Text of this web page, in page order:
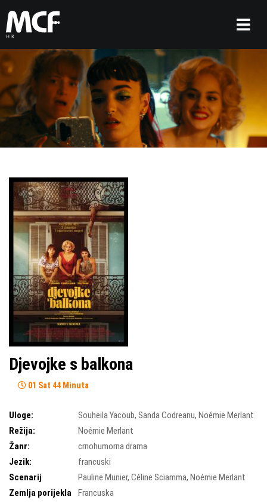
Djevojke s balkona
01 Sat 44 Minuta
Uloge: Souheila Yacoub,Sanda Codreanu,Noémie Merlant
Režija:
Noémie Merlant
Žanr:
crnohumorna drama
Jezik:
francuski
Scenarij
Pauline Munier,Céline Sciamma,Noémie Merlant
Zemlja porijekla
Francuska